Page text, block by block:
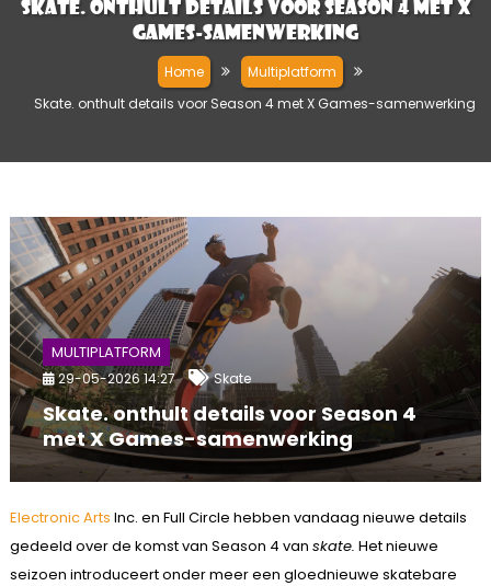
Skate. onthult details voor Season 4 met X
Games-samenwerking
Home
Multiplatform
Skate. onthult details voor Season 4 met X Games-samenwerking
MULTIPLATFORM
29-05-2026 14:27 Skate
Skate. onthult details voor Season 4
met X Games-samenwerking
Electronic Arts Inc. en Full Circle hebben vandaag nieuwe details
gedeeld over de komst van Season 4 van skate. Het nieuwe
seizoen introduceert onder meer een gloednieuwe skatebare